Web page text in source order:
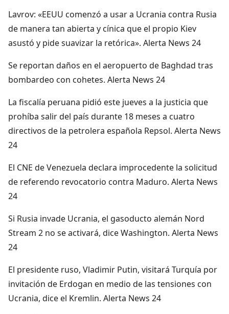
Lavrov: «EEUU comenzó a usar a Ucrania contra Rusia
de manera tan abierta y cínica que el propio Kiev
asustó y pide suavizar la retórica». Alerta News 24
Se reportan daños en el aeropuerto de Baghdad tras
bombardeo con cohetes. Alerta News 24
La fiscalía peruana pidió este jueves a la justicia que
prohíba salir del país durante 18 meses a cuatro
directivos de la petrolera española Repsol. Alerta News
24
El CNE de Venezuela declara improcedente la solicitud
de referendo revocatorio contra Maduro. Alerta News
24
Si Rusia invade Ucrania, el gasoducto alemán Nord
Stream 2 no se activará, dice Washington. Alerta News
24
El presidente ruso, Vladimir Putin, visitará Turquía por
invitación de Erdogan en medio de las tensiones con
Ucrania, dice el Kremlin. Alerta News 24